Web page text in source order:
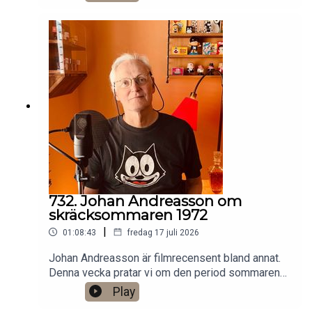
https://www.patreon.com/arkivsamtalFestar! Ny
turné med Simon Gärdenfors och Anton
Magnusson 2026.Jag har andra standupgig i bl.a.
Stockholm. Min film Serietecknaren finns nu på
VHS SF
Anytime!https://www.gardenfors.comSwish:
0760724728X: @gardenforsInstagram:
@gardenfors
732. Johan Andreasson om
skräcksommaren 1972
01:08:43 | fredag 17 juli 2026
Johan Andreasson är filmrecensent bland annat.
Denna vecka pratar vi om den period sommaren
1972 då SVT sände åtta klassiska svartvita
skräckfilmer från 1930-talet, som Dracula,
Play